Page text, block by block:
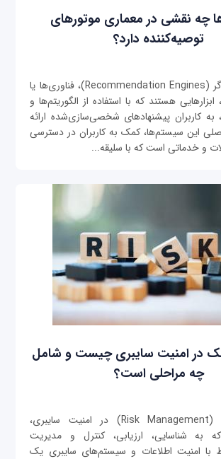
چه نقشی در معماری موتورهای
توصیه‌کننده دارد؟
موتورهای توصیه‌گر (Recommendation Engines)، فناوری‌ها یا
هستند که با استفاده از الگوریتم‌ها و
کاربران پیشنهادهای شخصی‌سازی‌شده ارائه
این سیستم‌ها، کمک به کاربران در دسترسی
و خدماتی است که با سلیقه...
در امنیت سایبری چیست و شامل
چه مراحلی است؟
مدیریت ریسک (Risk Management) در امنیت سایبری،
به شناسایی، ارزیابی، کنترل و مدیریت
با امنیت اطلاعات و سیستم‌های سایبری یک